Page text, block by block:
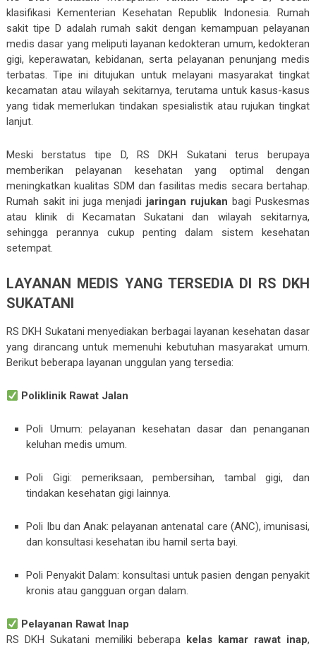
klasifikasi Kementerian Kesehatan Republik Indonesia. Rumah
sakit tipe D adalah rumah sakit dengan kemampuan pelayanan
medis dasar yang meliputi layanan kedokteran umum, kedokteran
gigi, keperawatan, kebidanan, serta pelayanan penunjang medis
terbatas. Tipe ini ditujukan untuk melayani masyarakat tingkat
kecamatan atau wilayah sekitarnya, terutama untuk kasus-kasus
yang tidak memerlukan tindakan spesialistik atau rujukan tingkat
lanjut.
Meski berstatus tipe D, RS DKH Sukatani terus berupaya
memberikan pelayanan kesehatan yang optimal dengan
meningkatkan kualitas SDM dan fasilitas medis secara bertahap.
Rumah sakit ini juga menjadi jaringan rujukan bagi Puskesmas
atau klinik di Kecamatan Sukatani dan wilayah sekitarnya,
sehingga perannya cukup penting dalam sistem kesehatan
setempat.
LAYANAN MEDIS YANG TERSEDIA DI RS DKH
SUKATANI
RS DKH Sukatani menyediakan berbagai layanan kesehatan dasar
yang dirancang untuk memenuhi kebutuhan masyarakat umum.
Berikut beberapa layanan unggulan yang tersedia:
Poliklinik Rawat Jalan
Poli Umum: pelayanan kesehatan dasar dan penanganan
keluhan medis umum.
Poli Gigi: pemeriksaan, pembersihan, tambal gigi, dan
tindakan kesehatan gigi lainnya.
Poli Ibu dan Anak: pelayanan antenatal care (ANC), imunisasi,
dan konsultasi kesehatan ibu hamil serta bayi.
Poli Penyakit Dalam: konsultasi untuk pasien dengan penyakit
kronis atau gangguan organ dalam.
Pelayanan Rawat Inap
RS DKH Sukatani memiliki beberapa kelas kamar rawat inap,